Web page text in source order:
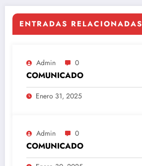
ENTRADAS RELACIONADAS
Admin 0
COMUNICADO
Enero 31, 2025
Admin 0
COMUNICADO